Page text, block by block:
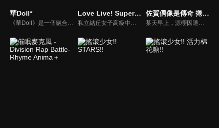
華Doll*
《華Doll》是一個融合“藝術”與“醫療”的偶像製造計畫。通過植入特殊花種膠囊，與人類自身的成長產生共鳴從而最大限開發人體潛能，創造出接近“完美”的偶像。在偶像行業飽和的背景下，無數懷揣夢想的年輕人爭相參與這一計畫，經過嚴苛選拔和訓練，最終六名少年脫穎而出。他們各自懷抱不同的執念，為追逐夢想踏入這一光鮮卻殘酷的世界。然而，以生命為代價換取“華麗”，他們卻必須面對一個接連不斷的選擇：究竟是保持“人性”，還是成為“人偶”？在這個不存在完美的世界中，這群少年將如何抉擇，又將走向何方？
Love Live! Superstar!! 第三季
私立結丘女子高級中學，沒有歷史，沒有舊生，甚至校名也毫無知名度，在這間什麼都沒有的新學校裡，以澀谷香音為中心的五名少女邂逅了「學園偶像」。我想用歌聲……實現心願！仍然渺小的幾顆星星，她們遠大的想法此時開始交錯──這就是從零開始，屬於擁有無限可能的她們「一起實現的故事 」。
佐賀偶像是傳奇 捲土重來
某天早上，源櫻因遭遇意外而斷送了生命。10年後─櫻在某棟洋房醒來，眼前的神祕偶像製作人・巽幸太郎向她表示「妳要和傳說中的少女們一起成為偶像拯救佐賀！」於是，由7名少女組成的偶像團體「法蘭秀秀」為了拯救已如風中殘燭的佐賀縣而展開活動。她們一路克服各種問題，並以喪屍的不死之軀不斷顛覆偶像的常識。然後，在平成最後的冬天，成功的舉行了第一次的獨立演唱，朝向傳說跨出了新的一步。